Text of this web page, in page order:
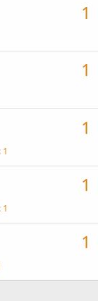
1
1
1
1
1
1
1